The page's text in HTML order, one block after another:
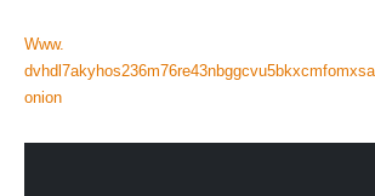
Www.
onion